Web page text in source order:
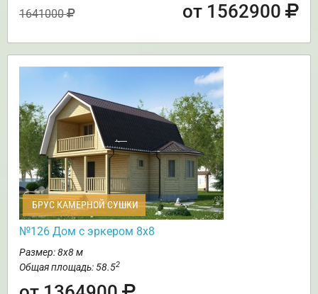
1641000 от 1562900
БРУС КАМЕРНОЙ СУШКИ
№126 Дом с эркером 8х8
Размер: 8х8 м
Общая площадь: 58.52